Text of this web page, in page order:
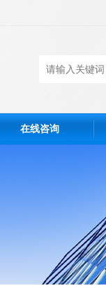
在线咨询